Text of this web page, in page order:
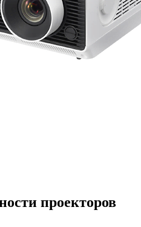
проекторов